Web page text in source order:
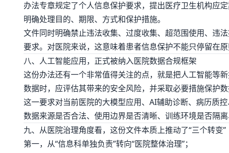
办法专章规定了个人信息保护要求，提出医疗卫生机构应
明确处理目的、期限、方式和保护措施。
文件同时明确禁止违法收集、过度收集、超范围使用、违
要求。对医院来说，这意味着患者信息保护不能只停留在
八、人工智能应用，正式被纳入医院数据合规框架
这份办法还有一个非常值得关注的点，就是把人工智能等
数据时，应评估其带来的安全风险，并采取必要措施保护数
这一要求对当前医院的大模型应用、AI辅助诊断、病历质
数据来源是否合法、使用边界是否清晰、训练环境是否隔
九、从医院治理角度看，这份文件本质上推动了“三个转变”
第一，从“信息科单独负责”转向“医院整体治理”；